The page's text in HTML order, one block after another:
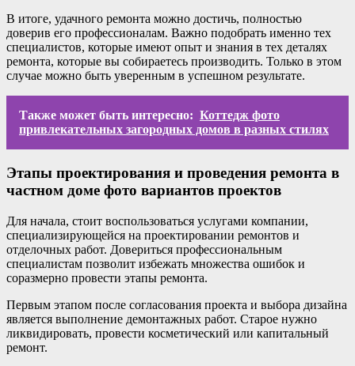
В итоге, удачного ремонта можно достичь, полностью
доверив его профессионалам. Важно подобрать именно тех
специалистов, которые имеют опыт и знания в тех деталях
ремонта, которые вы собираетесь производить. Только в этом
случае можно быть уверенным в успешном результате.
Также может быть интересно: Коттедж фото
привлекательных загородных домов в разных стилях
Этапы проектирования и проведения ремонта в
частном доме фото вариантов проектов
Для начала, стоит воспользоваться услугами компании,
специализирующейся на проектировании ремонтов и
отделочных работ. Довериться профессиональным
специалистам позволит избежать множества ошибок и
соразмерно провести этапы ремонта.
Первым этапом после согласования проекта и выбора дизайна
является выполнение демонтажных работ. Старое нужно
ликвидировать, провести косметический или капитальный
ремонт.